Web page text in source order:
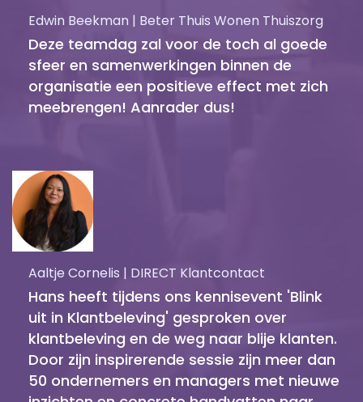
Edwin Beekman | Beter Thuis Wonen Thuiszorg
Deze teamdag zal voor de toch al goede
sfeer en samenwerkingen binnen de
organisatie een positieve effect met zich
meebrengen! Aanrader dus!
Aaltje Cornelis | DIRECT Klantcontact
Hans heeft tijdens ons kennisevent 'Blink
uit in Klantbeleving' gesproken over
klantbeleving en de weg naar blije klanten.
Door zijn inspirerende sessie zijn meer dan
50 ondernemers en managers met nieuwe